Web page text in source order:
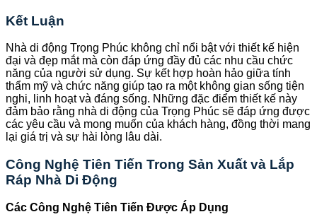
Kết Luận
Nhà di động Trọng Phúc không chỉ nổi bật với thiết kế hiện
đại và đẹp mắt mà còn đáp ứng đầy đủ các nhu cầu chức
năng của người sử dụng. Sự kết hợp hoàn hảo giữa tính
thẩm mỹ và chức năng giúp tạo ra một không gian sống tiện
nghi, linh hoạt và đáng sống. Những đặc điểm thiết kế này
đảm bảo rằng nhà di động của Trọng Phúc sẽ đáp ứng được
các yêu cầu và mong muốn của khách hàng, đồng thời mang
lại giá trị và sự hài lòng lâu dài.
Công Nghệ Tiên Tiến Trong Sản Xuất và Lắp
Ráp Nhà Di Động
Các Công Nghệ Tiên Tiến Được Áp Dụng